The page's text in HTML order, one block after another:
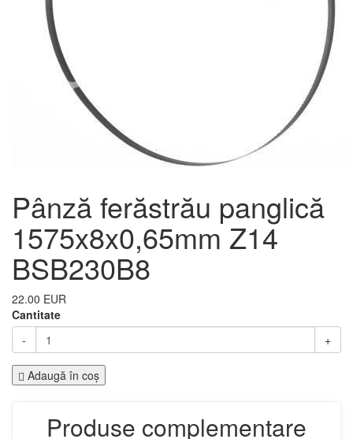
Pânză ferăstrău panglică
1575x8x0,65mm Z14
BSB230B8
22.00 EUR
Cantitate
-
+
Adaugă în coş
Produse complementare